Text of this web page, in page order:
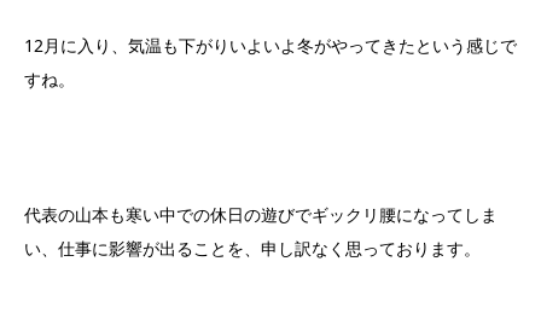
12月に入り、気温も下がりいよいよ冬がやってきたという感じで
すね。
代表の山本も寒い中での休日の遊びでギックリ腰になってしま
い、仕事に影響が出ることを、申し訳なく思っております。